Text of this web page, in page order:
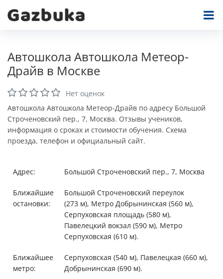
Автошкола Автошкола Метеор-
Драйв в Москве
Нет оценок
Автошкола Автошкола Метеор-Драйв по адресу Большой
Строченовский пер., 7, Москва. Отзывы учеников,
информация о сроках и стоимости обучения. Схема
проезда, телефон и официальный сайт.
Адрес: Большой Строченовский пер., 7, Москва
Ближайшие
остановки:
Большой Строченовский переулок
(273 м), Метро Добрынинская (560 м),
Серпуховская площадь (580 м),
Павелецкий вокзал (590 м), Метро
Серпуховская (610 м).
Ближайшее
метро:
Серпуховская (540 м), Павелецкая (660 м),
Добрынинская (690 м).